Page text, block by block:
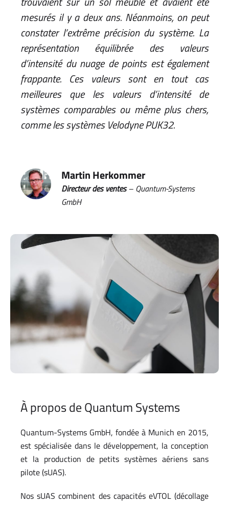
mesurés il y a deux ans. Néanmoins, on peut
constater l’extrême précision du système. La
représentation équilibrée des valeurs
d’intensité du nuage de points est également
frappante. Ces valeurs sont en tout cas
meilleures que les valeurs d’intensité de
systèmes comparables ou même plus chers,
comme les systèmes Velodyne PUK32.
Martin Herkommer
Directeur des ventes– Quantum-Systems
GmbH
À propos de Quantum Systems
Quantum-Systems GmbH, fondée à Munich en 2015,
est spécialisée dans le développement, la conception
et la production de petits systèmes aériens sans
pilote (sUAS).
Nos sUAS combinent des capacités eVTOL (décollage